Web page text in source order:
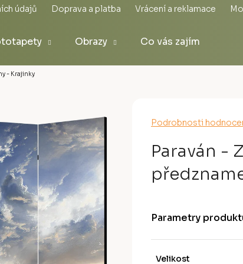
údajů Doprava a platba Vrácení a reklamace
Obrazy Co vás zajímá
- Krajinky
Průměrné
produktu
je
0,0
z
Podrobnosti
Paraván -
Parametry
Velikost